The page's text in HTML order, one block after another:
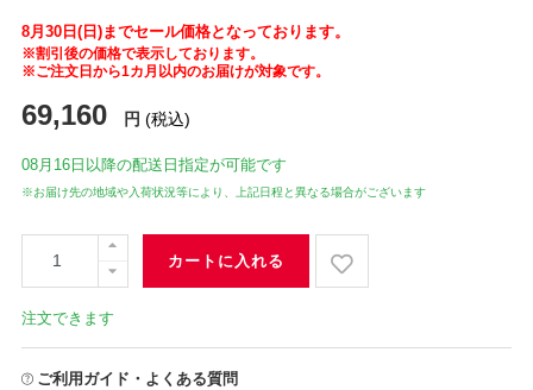
8月30日(日)までセール価格となっております。
※割引後の価格で表示しております。
※ご注文日から1カ月以内のお届けが対象です。
69,160 円 (税込)
08月16日 以降の配送日指定が可能です
※お届け先の地域や入荷状況等により、上記日程と異なる場合がございます
カートに入れる
注文できます
ご利用ガイド・よくある質問